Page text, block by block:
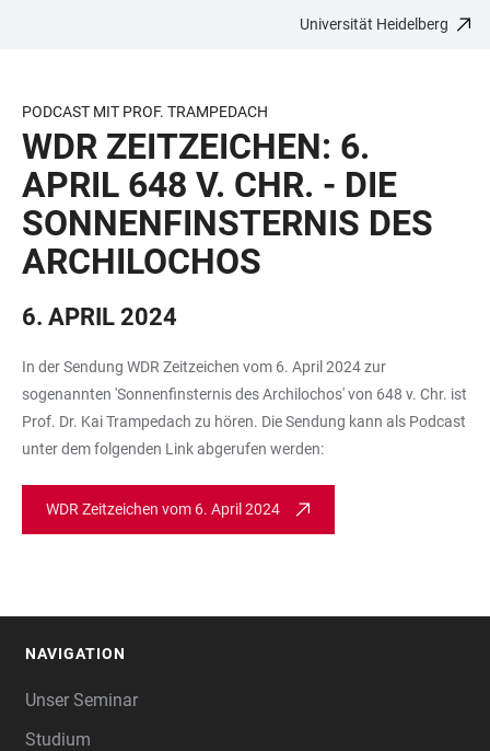
BARRIEREFREIHEIT
Universität Heidelberg
PODCAST MIT PROF. TRAMPEDACH
WDR ZEITZEICHEN: 6.
APRIL 648 V. CHR. - DIE
SONNENFINSTERNIS DES
ARCHILOCHOS
6. APRIL 2024
In der Sendung WDR Zeitzeichen vom 6. April 2024 zur
sogenannten 'Sonnenfinsternis des Archilochos' von 648 v. Chr. ist
Prof. Dr. Kai Trampedach zu hören. Die Sendung kann als Podcast
unter dem folgenden Link abgerufen werden:
WDR Zeitzeichen vom 6. April 2024
NAVIGATION
Unser Seminar
Studium